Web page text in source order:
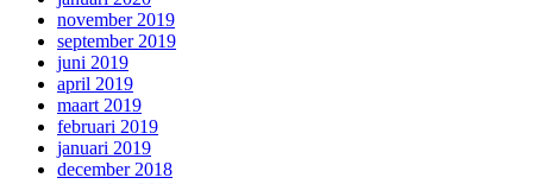
november 2019
september 2019
juni 2019
april 2019
maart 2019
februari 2019
januari 2019
december 2018